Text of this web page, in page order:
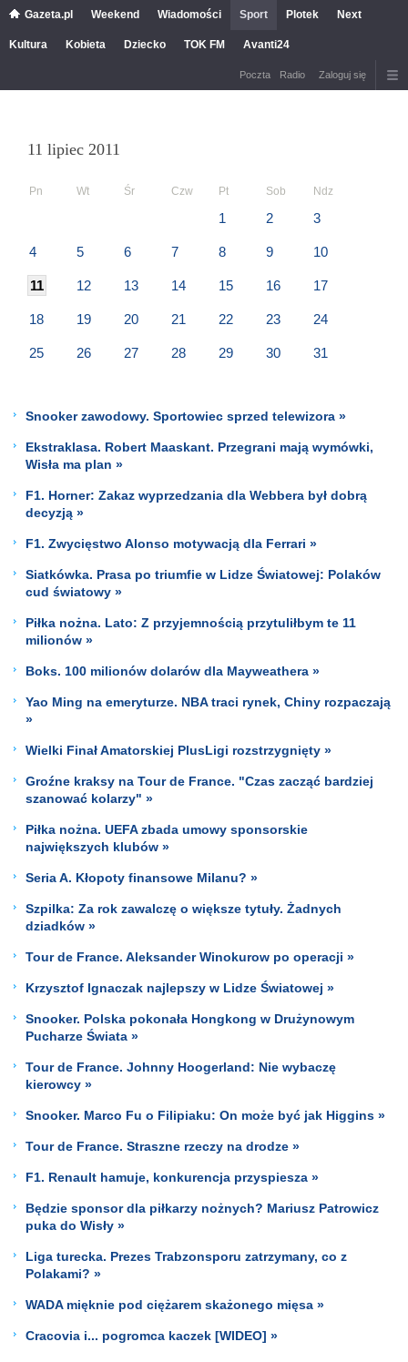
Gazeta.pl Weekend Wiadomości Sport Plotek Next
Kultura Kobieta Dziecko TOK FM Avanti24
Poczta Radio Zaloguj się
11 lipiec 2011
Pn Wt Śr Czw Pt Sob Ndz
1 2 3
4 5 6 7 8 9 10
11 12 13 14 15 16 17
18 19 20 21 22 23 24
25 26 27 28 29 30 31
Snooker zawodowy. Sportowiec sprzed telewizora »
Ekstraklasa. Robert Maaskant. Przegrani mają wymówki,
Wisła ma plan »
F1. Horner: Zakaz wyprzedzania dla Webbera był dobrą
decyzją »
F1. Zwycięstwo Alonso motywacją dla Ferrari »
Siatkówka. Prasa po triumfie w Lidze Światowej: Polaków
cud światowy »
Piłka nożna. Lato: Z przyjemnością przytuliłbym te 11
milionów »
Boks. 100 milionów dolarów dla Mayweathera »
Yao Ming na emeryturze. NBA traci rynek, Chiny rozpaczają
»
Wielki Finał Amatorskiej PlusLigi rozstrzygnięty »
Groźne kraksy na Tour de France. "Czas zacząć bardziej
szanować kolarzy" »
Piłka nożna. UEFA zbada umowy sponsorskie
największych klubów »
Seria A. Kłopoty finansowe Milanu? »
Szpilka: Za rok zawalczę o większe tytuły. Żadnych
dziadków »
Tour de France. Aleksander Winokurow po operacji »
Krzysztof Ignaczak najlepszy w Lidze Światowej »
Snooker. Polska pokonała Hongkong w Drużynowym
Pucharze Świata »
Tour de France. Johnny Hoogerland: Nie wybaczę
kierowcy »
Snooker. Marco Fu o Filipiaku: On może być jak Higgins »
Tour de France. Straszne rzeczy na drodze »
F1. Renault hamuje, konkurencja przyspiesza »
Będzie sponsor dla piłkarzy nożnych? Mariusz Patrowicz
puka do Wisły »
Liga turecka. Prezes Trabzonsporu zatrzymany, co z
Polakami? »
WADA mięknie pod ciężarem skażonego mięsa »
Cracovia i... pogromca kaczek [WIDEO] »